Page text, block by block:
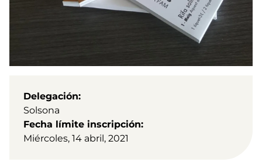
Delegación
Solsona
Fecha límite inscripción
Miércoles, 14 abril, 2021